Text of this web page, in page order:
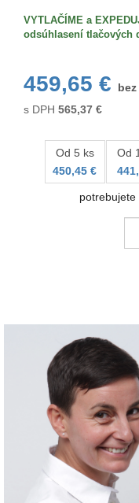
VYTLAČÍME a
odsúhlasení tlačových
459,65 €
bez
s DPH 565,37 €
Od 5 ks
450,45 €
Od
potrebujete